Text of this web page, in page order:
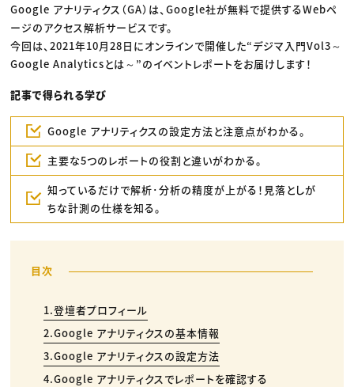
クリエイターインタビュー
C＆R Magazine
ニュース・トレンド トップ
Web
映像
ゲーム・エンタメ
広告
CREATIVE VILLAGEからのお知らせ
プロフェッショナル×つながる×メディア
Google アナリティクス（GA）は、Google社が無料で提供するWebペ
ージのアクセス解析サービスです。
今回は、2021年10月28日にオンラインで開催した“デジマ入門Vol3～
Google Analyticsとは～”のイベントレポートをお届けします！
記事で得られる学び
Google アナリティクスの設定方法と注意点がわかる。
主要な5つのレポートの役割と違いがわかる。
知っているだけで解析･分析の精度が上がる！見落としが
ちな計測の仕様を知る。
1.登壇者プロフィール
2.Google アナリティクスの基本情報
3.Google アナリティクスの設定方法
4.Google アナリティクスでレポートを確認する